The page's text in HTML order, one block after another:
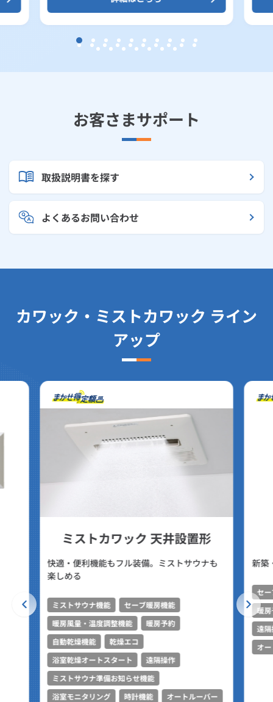
お客さまサポート
取扱説明書を探す
よくあるお問い合わせ
カワック・ミストカワック ライン
アップ
ミストカワック 天井設置形
快適・便利機能もフル装備。ミストサウナも
楽しめる
ミストサウナ機能
セーブ暖房機能
暖房風量・温度調整機能
暖房予約
自動乾燥機能
乾燥エコ
浴室乾燥オートスタート
遠隔操作
ミストサウナ準備お知らせ機能
浴室モニタリング
時計機能
オートルーバー
新築
セ
暖
遠
オ